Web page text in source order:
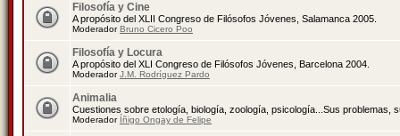
Filosofía y Cine
A propósito del XLII Congreso de Filósofos Jóvenes, Salamanca 2005.
ModeradorBruno Cicero Poo
Filosofía y Locura
A propósito del XLI Congreso de Filósofos Jóvenes, Barcelona 2004.
ModeradorJ.M. Rodríguez Pardo
Animalia
Cuestiones sobre etología, biología, zoología, psicología...Sus problemas,
Moderador Íñigo Ongay de Felipe